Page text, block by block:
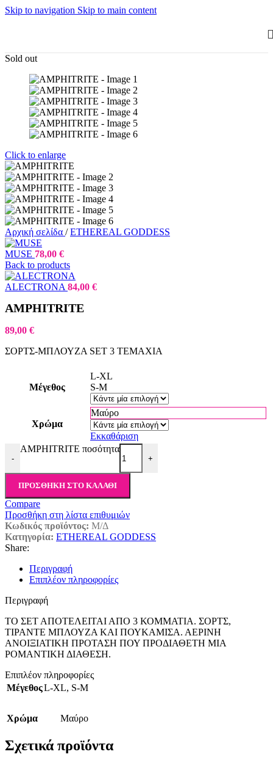
Skip to navigation Skip to main content
Sold out
Click to enlarge
Αρχική σελίδα / ETHEREAL GODDESS
MUSE 78,00 €
Back to products
ALECTRONA 84,00 €
AMPHITRITE
89,00 €
ΣΟΡΤΣ-ΜΠΛΟΥΖΑ SET 3 ΤΕΜΑΧΙΑ
Μέγεθος
L-XL
S-M
Χρώμα
Μαύρο
Εκκαθάριση
-
AMPHITRITE ποσότητα
+
ΠΡΟΣΘΉΚΗ ΣΤΟ ΚΑΛΆΘΙ
Compare
Προσθήκη στη λίστα επιθυμιών
Κωδικός προϊόντος: Μ/Δ
Κατηγορία: ETHEREAL GODDESS
Share:
Περιγραφή
Επιπλέον πληροφορίες
Περιγραφή
ΤΟ ΣΕΤ ΑΠΟΤΕΛΕΙΤΑΙ ΑΠΟ 3 ΚΟΜΜΑΤΙΑ. ΣΟΡΤΣ,
ΤΙΡΑΝΤΕ ΜΠΛΟΥΖΑ ΚΑΙ ΠΟΥΚΑΜΙΣΑ. ΑΕΡΙΝΗ
ΑΝΟΙΞΙΑΤΙΚΗ ΠΡΟΤΑΣΗ ΠΟΥ ΠΡΟΔΙΑΘΕΤΗ ΜΙΑ
ΡΟΜΑΝΤΙΚΗ ΔΙΑΘΕΣΗ.
Επιπλέον πληροφορίες
ΜέγεθοςL-XL, S-M
Χρώμα Μαύρο
Σχετικά προϊόντα